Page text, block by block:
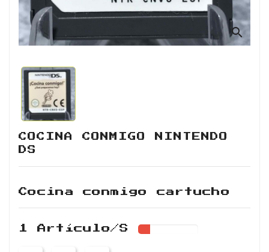
search
COCINA CONMIGO NINTENDO
DS
Cocina conmigo cartucho
1 Artículo/s